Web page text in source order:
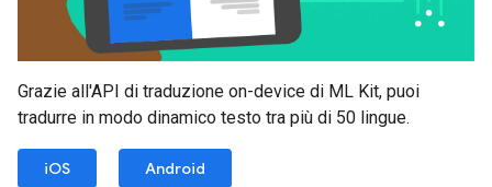
Grazie all'API di traduzione on-device di ML Kit, puoi
tradurre in modo dinamico testo tra più di 50 lingue.
iOS Android